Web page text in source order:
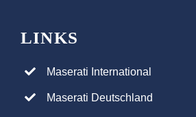
LINKS
Maserati International
Maserati Deutschland